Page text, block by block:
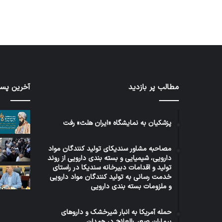
مطالب پر بازدید
پزشکیان به نمایشگاه «ایران هلث» رفت
مصاحبه مشاور سندیکای تولید کنندگان مواد
دارویی، شیمیایی و بسته بندی دارویی از روند
تولید و اقدامات دبیرخانه سندیکا در راستای
خدمت رسانی به تولید کنندگان مواد دارویی
و ملزومات بسته بندی دارویی
حمله آمریکا به انبار شیرخشک و داروهای
آخرین
برنامه
دولت
عراق
حوزه
سلامت
1 هفته پیش
برنامه ۵ ساله دولت عراق در حوزه
سلامت
دکتر
مدیر
سابق
روابط
وزارت
5 روز پیش